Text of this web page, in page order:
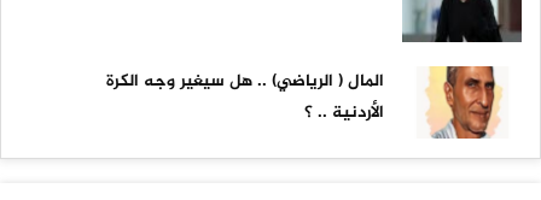
المال ( الرياضي) .. هل سيغير وجه الكرة
الأردنية .. ؟